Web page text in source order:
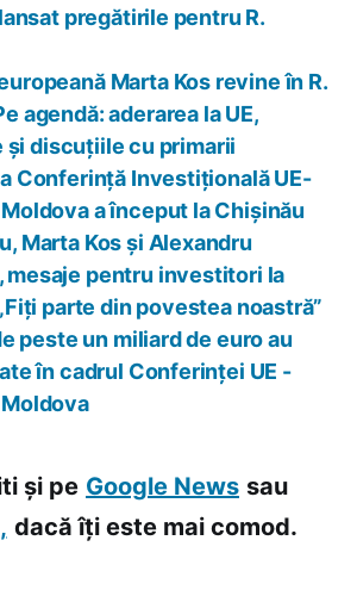
pregătirile pentru R.
Marta Kos revine în R.
agendă: aderarea la UE,
discuțiile cu primarii
Conferință Investițională UE-
a început la Chișinău
Marta Kos și Alexandru
mesaje pentru investitori la
parte din povestea noastră”
peste un miliard de euro au
în cadrul Conferinței UE -
și pe Google News sau
dacă îți este mai comod.